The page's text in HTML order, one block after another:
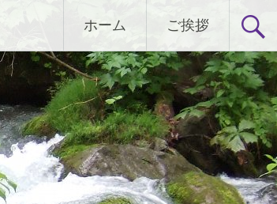
ホーム ご挨拶